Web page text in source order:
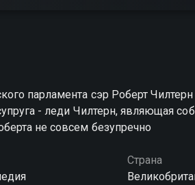
парламента сэр Роберт
- леди Чилтерн, являющая
не совсем безупречно
Страна